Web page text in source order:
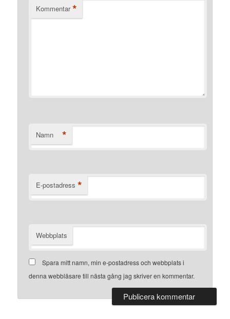
Kommentar *
Namn *
E-postadress *
Webbplats
Spara mitt namn, min e-postadress och webbplats i
denna webbläsare till nästa gång jag skriver en kommentar.